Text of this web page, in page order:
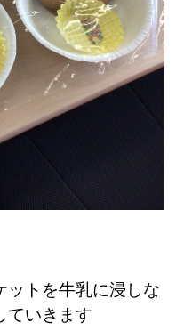
ットを牛乳に浸しな
ていきます